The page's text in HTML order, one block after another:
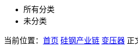
所有分类
未分类
当前位置： 首页 硅钢产业链 变压器 正